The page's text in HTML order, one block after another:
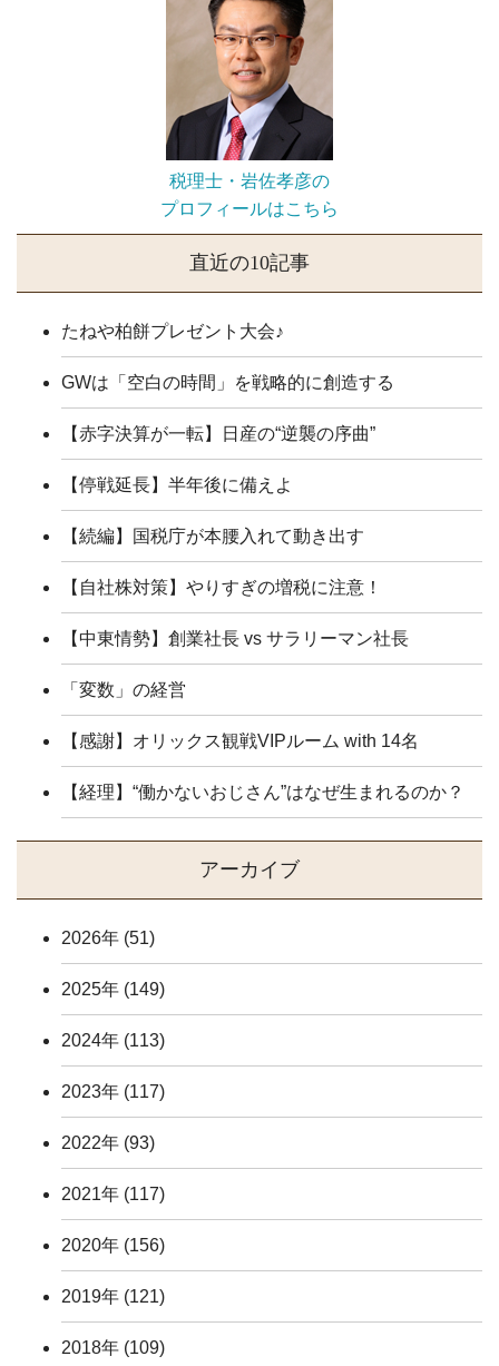
税理士・岩佐孝彦の
プロフィールはこちら
直近の10記事
たねや柏餅プレゼント大会♪
GWは「空白の時間」を戦略的に創造する
【赤字決算が一転】日産の“逆襲の序曲”
【停戦延長】半年後に備えよ
【続編】国税庁が本腰入れて動き出す
【自社株対策】やりすぎの増税に注意！
【中東情勢】創業社長 vs サラリーマン社長
「変数」の経営
【感謝】オリックス観戦VIPルーム with 14名
【経理】“働かないおじさん”はなぜ生まれるのか？
アーカイブ
2026年 (51)
2025年 (149)
2024年 (113)
2023年 (117)
2022年 (93)
2021年 (117)
2020年 (156)
2019年 (121)
2018年 (109)